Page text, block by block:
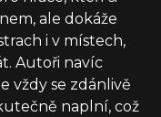
ale dokáže
i v místech,
Autoři navíc
vždy se zdánlivě
naplní, což